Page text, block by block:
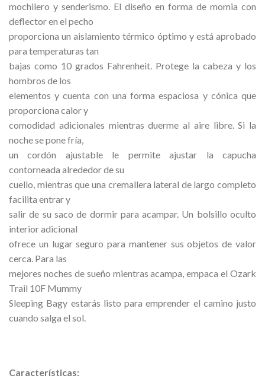
mochilero y senderismo. El diseño en forma de momia con
deflector en el pecho
proporciona un aislamiento térmico óptimo y está aprobado
para temperaturas tan
bajas como 10 grados Fahrenheit. Protege la cabeza y los
hombros de los
elementos y cuenta con una forma espaciosa y cónica que
proporciona calor y
comodidad adicionales mientras duerme al aire libre. Si la
noche se pone fría,
un cordón ajustable le permite ajustar la capucha
contorneada alrededor de su
cuello, mientras que una cremallera lateral de largo completo
facilita entrar y
salir de su saco de dormir para acampar. Un bolsillo oculto
interior adicional
ofrece un lugar seguro para mantener sus objetos de valor
cerca. Para las
mejores noches de sueño mientras acampa, empaca el Ozark
Trail 10F Mummy
Sleeping Bagy estarás listo para emprender el camino justo
cuando salga el sol.
Características: